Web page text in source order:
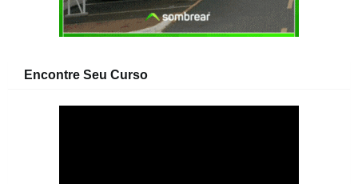
Encontre Seu Curso